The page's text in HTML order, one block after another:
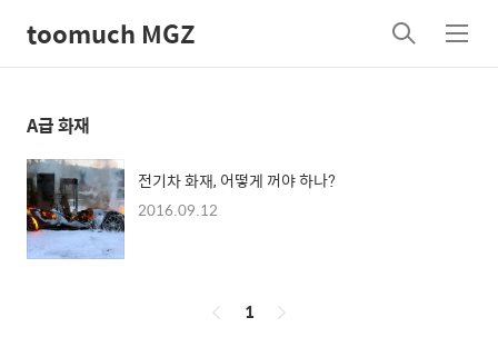
toomuch MGZ
검
색
메
뉴
A급 화재
전기차 화재, 어떻게 꺼야 하나?
2016.09.12
페
1